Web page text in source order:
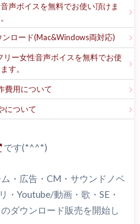
声ボイスを無料でお使い頂けま
ロード(Mac&Windows両対応)
リー女性音声ボイスを無料でお使
す。
費用について
について
です(*^^*)
・広告・CM・サウンドノベ
・Youtube/動画・歌・SE・
ダウンロード販売を開始し